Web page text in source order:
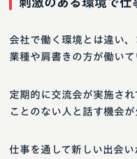
会社で働く環境とは違い
業種や肩書きの方が働いて
定期的に交流会が実施さ
ことのない人と話す機会
仕事を通して新しい出会